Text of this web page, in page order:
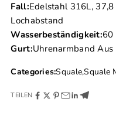
Fall:Edelstahl 316L,
Lochabstand
Wasserbeständigkeit:60
Gurt:Uhrenarmband
Categories:Squale,Squale
TEILEN